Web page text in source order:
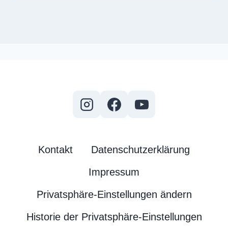
Kontakt
Datenschutzerklärung
Impressum
Privatsphäre-Einstellungen ändern
Historie der Privatsphäre-Einstellungen